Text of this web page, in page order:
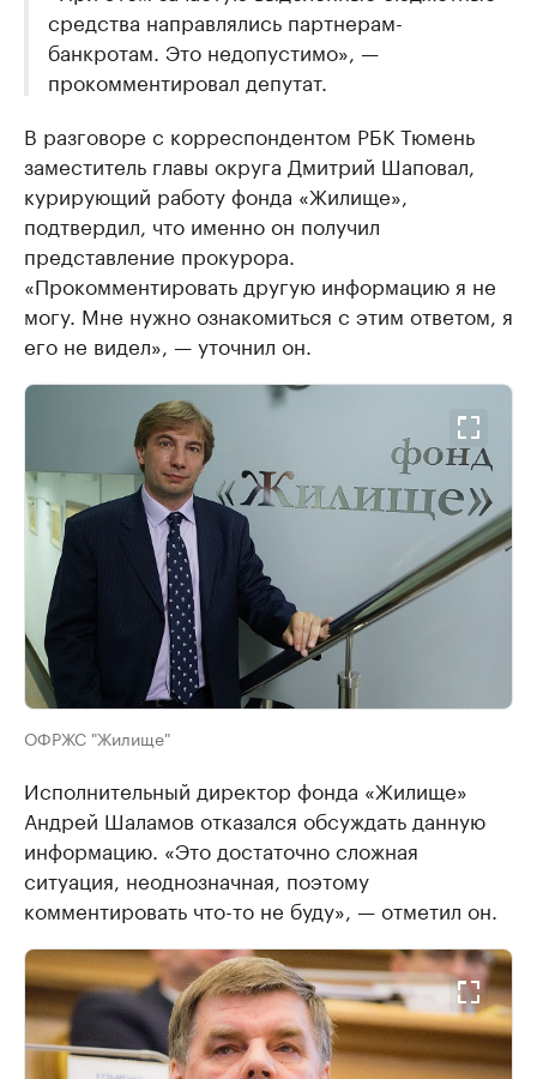
средства направлялись партнерам-
банкротам. Это недопустимо», —
прокомментировал депутат.
В разговоре с корреспондентом РБК Тюмень
заместитель главы округа Дмитрий Шаповал,
курирующий работу фонда «Жилище»,
подтвердил, что именно он получил
представление прокурора.
«Прокомментировать другую информацию я не
могу. Мне нужно ознакомиться с этим ответом, я
его не видел», — уточнил он.
ОФРЖС "Жилище"
Исполнительный директор фонда «Жилище»
Андрей Шаламов отказался обсуждать данную
информацию. «Это достаточно сложная
ситуация, неоднозначная, поэтому
комментировать что-то не буду», — отметил он.